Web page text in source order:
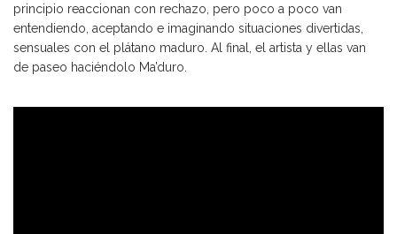
principio reaccionan con rechazo, pero poco a poco van
entendiendo, aceptando e imaginando situaciones divertidas,
sensuales con el plátano maduro. Al final, el artista y ellas van
de paseo haciéndolo Ma’duro.